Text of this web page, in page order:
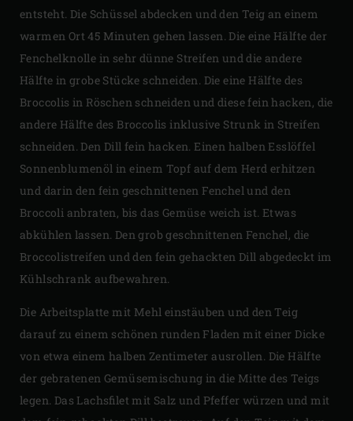
entsteht. Die Schüssel abdecken und den Teig an einem
warmen Ort 45 Minuten gehen lassen. Die eine Hälfte der
Fenchelknolle in sehr dünne Streifen und die andere
Hälfte in grobe Stücke schneiden. Die eine Hälfte des
Broccolis in Röschen schneiden und diese fein hacken, die
andere Hälfte des Broccolis inklusive Strunk in Streifen
schneiden. Den Dill fein hacken. Einen halben Esslöffel
Sonnenblumenöl in einem Topf auf dem Herd erhitzen
und darin den fein geschnittenen Fenchel und den
Broccoli anbraten, bis das Gemüse weich ist. Etwas
abkühlen lassen. Den grob geschnittenen Fenchel, die
Broccolistreifen und den fein gehackten Dill abgedeckt im
Kühlschrank aufbewahren.
Die Arbeitsplatte mit Mehl einstäuben und den Teig
darauf zu einem schönen runden Fladen mit einer Dicke
von etwa einem halben Zentimeter ausrollen. Die Hälfte
der gebratenen Gemüsemischung in die Mitte des Teigs
legen. Das Lachsfilet mit Salz und Pfeffer würzen und mit